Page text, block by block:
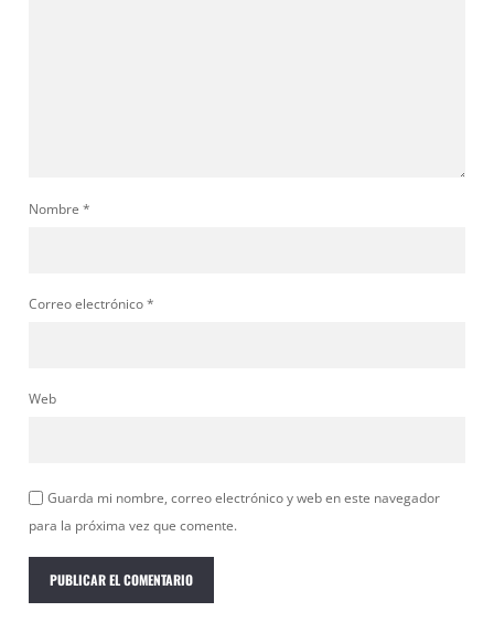
Nombre *
Correo electrónico*
Web
Guarda mi nombre, correo electrónico y web en este navegador
para la próxima vez que comente.